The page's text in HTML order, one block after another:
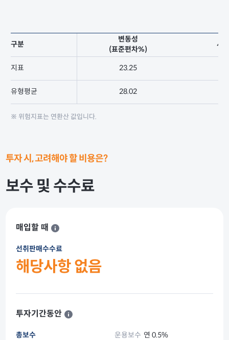
구분
지표
유형평균
변동성
(표준편차%)
샤
23.25
28.02
※ 위험지표는 연환산 값입니다.
투자 시, 고려해야 할 비용은?
보수 및 수수료
매입할 때
선취판매수수료
해당사항 없음
투자기간동안
총보수 운용보수 연 0.5%